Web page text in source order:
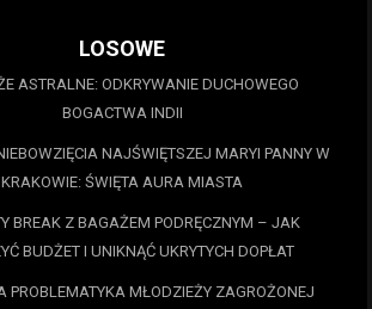
LOSOWE
ASTRALNE: ODKRYWANIE DUCHOWEGO
BOGACTWA INDII
NAJŚWIĘTSZEJ MARYI PANNY W
KRAKOWIE: ŚWIĘTA AURA MIASTA
BREAK Z BAGAŻEM PODRĘCZNYM – JAK
BUDŻET I UNIKNĄĆ UKRYTYCH DOPŁAT
PROBLEMATYKA MŁODZIEŻY ZAGROŻONEJ